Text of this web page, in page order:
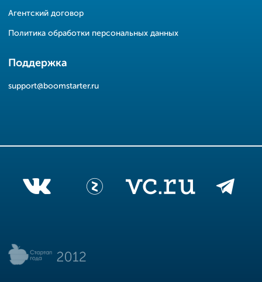
Агентский договор
Политика обработки персональных данных
Поддержка
support@boomstarter.ru